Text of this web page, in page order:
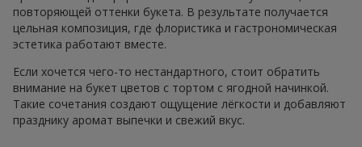
повторяющей оттенки букета. В результате получается
цельная композиция, где флористика и гастрономическая
эстетика работают вместе.
Если хочется чего-то нестандартного, стоит обратить
внимание на букет цветов с тортом с ягодной начинкой.
Такие сочетания создают ощущение лёгкости и добавляют
празднику аромат выпечки и свежий вкус.